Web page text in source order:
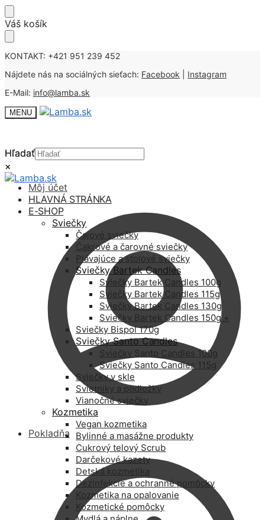
Skip
to
Skip
to
Váš košík
KONTAKT: +421 951 239 452
Nájdete nás na sociálných sieťach: Facebook
Instagram
E-Mail: info@lamba.sk
MENU
Hľadať
×
Môj účet
Pokladňa
Hľadať
×
HLAVNÁ STRÁNKA
E-SHOP
Sviečky
Čajové sviečky
Čakrové a čarovné sviečky
Plávajúce a stolové sviečky
Sviečky Bartek Candles
Sviečky Bartek Candles 100g
Sviečky Bartek Candles 115g
Sviečky Bartek Candles 130g
Sviečky Bartek Candles 150g +
Sviečky Bispol 170g
Sviečky Santo Candles
Sviečky Santo Candles 100g
Sviečky Santo Candles 115g
Sviečky v skle
Svietniky a podložky
Vianočné sviečky
Kozmetika
Vegan kozmetika
Bylinné a masážne produkty
Cukrový telový Scrub
Darčekové kazety
Detská kozmetika
Dezinfekcie a ochranné pomôcky
Kozmetika na opalovanie
Kozmetické pomôcky